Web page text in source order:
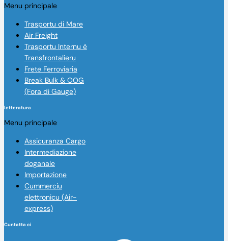
Menu principale
Trasportu di Mare
Air Freight
Trasportu Internu è
Transfrontalieru
Frete Ferroviaria
Break Bulk & OOG
(Fora di Gauge)
letteratura
Menu principale
Assicuranza Cargo
Intermediazione
doganale
Importazione
Cummerciu
elettronicu (Air-
express)
Cuntatta ci